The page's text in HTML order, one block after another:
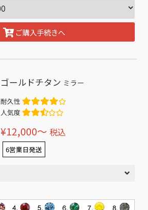
ご購入手続きへ
ゴールドチタン ミラー
耐久性
人気度
¥12,000〜 税込
6営業日発送